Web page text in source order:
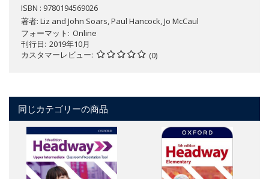
ISBN : 9780194569026
著者: Liz and John Soars, Paul Hancock, Jo McCaul
フォーマット
Online
刊行日 2019年10月
カスタマーレビュー
(0)
同じカテゴリーの商品